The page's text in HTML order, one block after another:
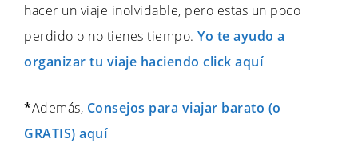
hacer un viaje inolvidable, pero estas un poco
perdido o no tienes tiempo. Yo te ayudo a
organizar tu viaje haciendo click aquí
*Además, Consejos para viajar barato (o
GRATIS) aquí